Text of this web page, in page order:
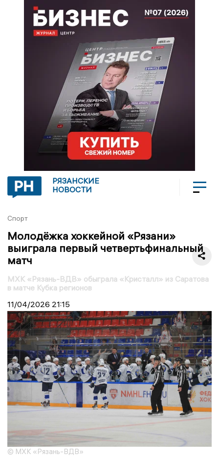
РЯЗАНСКИЕ
НОВОСТИ
Спорт
Молодёжка хоккейной «Рязани»
выиграла первый четвертьфинальный
матч
МХК «Рязань-ВДВ» обыграла «Кристалл» из Саратова
в матче Кубка регионов
11/04/2026 21:15
© МХК «Рязань-ВДВ»